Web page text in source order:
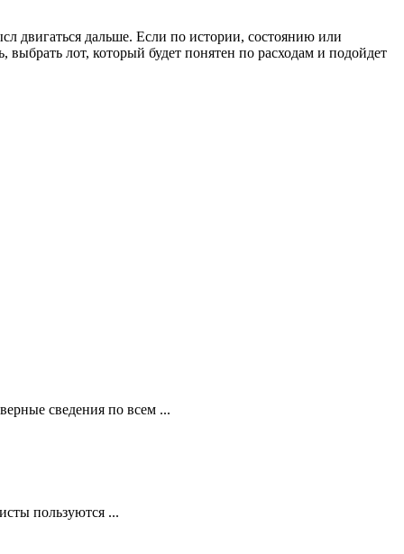
двигаться дальше. Если по истории, состоянию или
выбрать лот, который будет понятен по расходам и подойдет
сведения по всем ...
пользуются ...